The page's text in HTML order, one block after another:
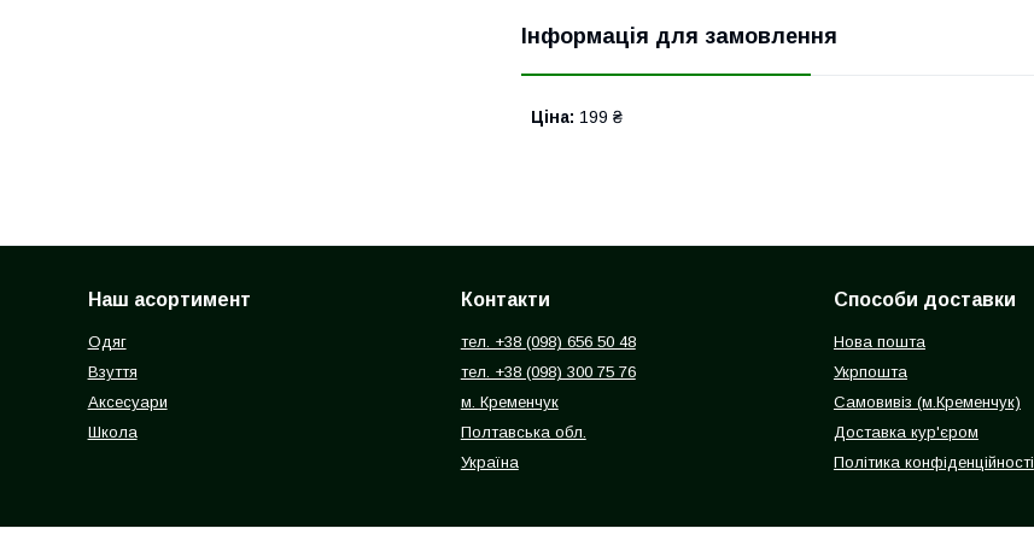
Інформація для замовлення
Ціна: 199 ₴
Наш асортимент
Одяг
Взуття
Аксесуари
Школа
Контакти
тел. +38 (098) 656 50 48
тел. +38 (098) 300 75 76
м. Кременчук
Полтавська обл.
Україна
Способи доставки
Нова пошта
Укрпошта
Самовивіз (м.Кременчук)
Доставка кур'єром
Політика конфіденційності